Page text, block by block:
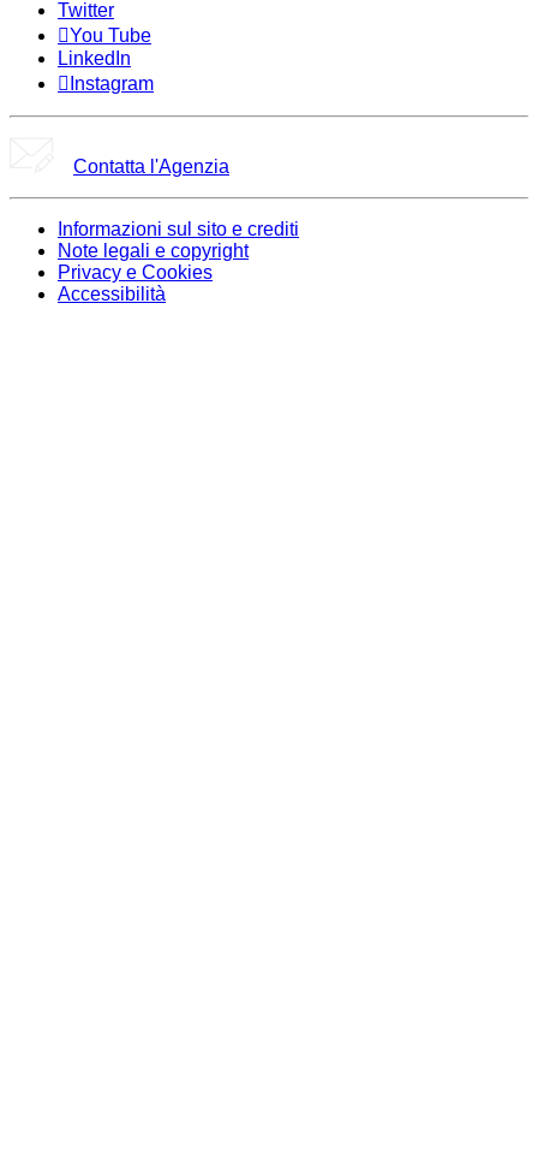
Twitter
You Tube
LinkedIn
Instagram
Contatta l'Agenzia
Informazioni sul sito e crediti
Note legali e copyright
Privacy e Cookies
Accessibilità